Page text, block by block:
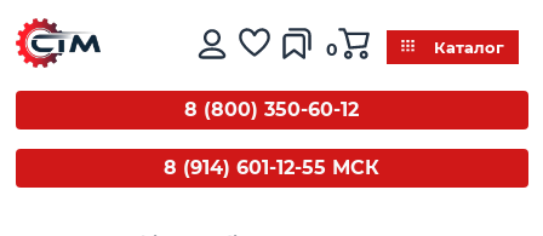
0 Каталог
8 (800) 350-60-12
8 (914) 601-12-55 МСК